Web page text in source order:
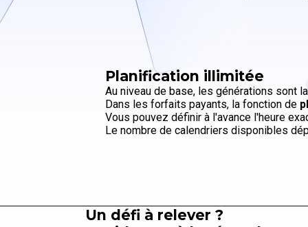
Planification illimitée
Au niveau de base, les générations sont
Dans les forfaits payants, la fonction de
Vous pouvez définir à l'avance l'heure
Le nombre de calendriers disponibles
Un défi à relever ?